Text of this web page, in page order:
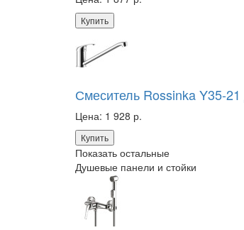
Купить
Смеситель Rossinka Y35-
Цена: 1 928 р.
Купить
Показать остальные
Душевые панели и стойки